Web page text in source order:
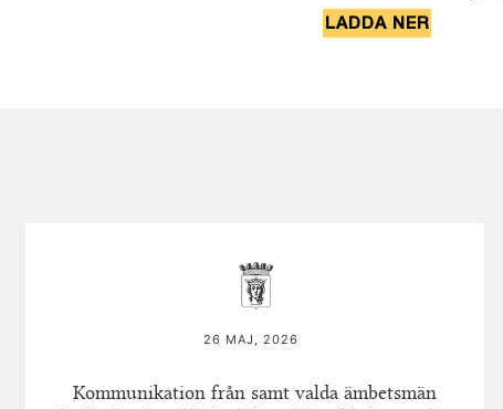
LADDA NER
26 MAJ, 2026
Kommunikation från samt valda ämbetsmän